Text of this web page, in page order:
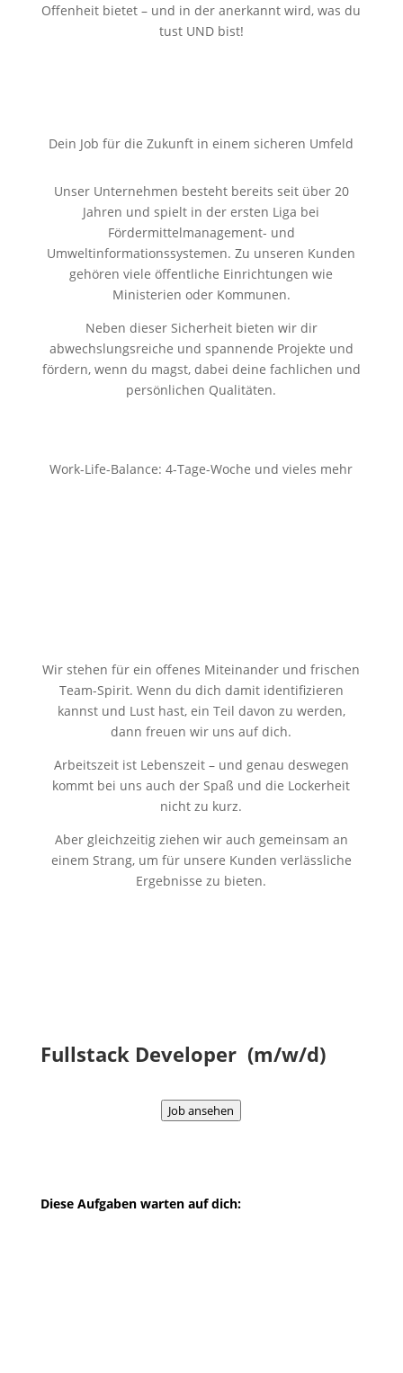
Offenheit bietet – und in der anerkannt wird, was du
tust UND bist!
Dein Job für die Zukunft in einem sicheren Umfeld
Unser Unternehmen besteht bereits seit über 20
Jahren und spielt in der ersten Liga bei
Fördermittelmanagement- und
Umweltinformationssystemen. Zu unseren Kunden
gehören viele öffentliche Einrichtungen wie
Ministerien oder Kommunen.
Neben dieser Sicherheit bieten wir dir
abwechslungsreiche und spannende Projekte und
fördern, wenn du magst, dabei deine fachlichen und
persönlichen Qualitäten.
Work-Life-Balance: 4-Tage-Woche und vieles mehr
Wir stehen für ein offenes Miteinander und frischen
Team-Spirit. Wenn du dich damit identifizieren
kannst und Lust hast, ein Teil davon zu werden,
dann freuen wir uns auf dich.
Arbeitszeit ist Lebenszeit – und genau deswegen
kommt bei uns auch der Spaß und die Lockerheit
nicht zu kurz.
Aber gleichzeitig ziehen wir auch gemeinsam an
einem Strang, um für unsere Kunden verlässliche
Ergebnisse zu bieten.
Fullstack Developer (m/w/d)
Job ansehen
Diese Aufgaben warten auf dich: